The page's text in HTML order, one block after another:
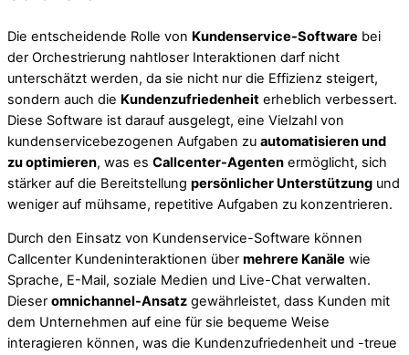
Die entscheidende Rolle von Kundenservice-Software bei
der Orchestrierung nahtloser Interaktionen darf nicht
unterschätzt werden, da sie nicht nur die Effizienz steigert,
sondern auch die Kundenzufriedenheit erheblich verbessert.
Diese Software ist darauf ausgelegt, eine Vielzahl von
kundenservicebezogenen Aufgaben zu automatisieren und
zu optimieren, was es Callcenter-Agenten ermöglicht, sich
stärker auf die Bereitstellung persönlicher Unterstützung und
weniger auf mühsame, repetitive Aufgaben zu konzentrieren.
Durch den Einsatz von Kundenservice-Software können
Callcenter Kundeninteraktionen über mehrere Kanäle wie
Sprache, E-Mail, soziale Medien und Live-Chat verwalten.
Dieser omnichannel-Ansatz gewährleistet, dass Kunden mit
dem Unternehmen auf eine für sie bequeme Weise
interagieren können, was die Kundenzufriedenheit und -treue